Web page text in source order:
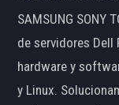
SAMSUNG SONY
de servidores Dell
hardware y
y Linux.